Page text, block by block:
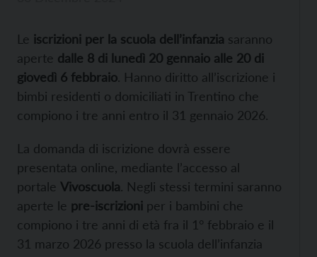
Le iscrizioni per la scuola dell’infanzia saranno
aperte dalle 8 di lunedì 20 gennaio alle 20 di
giovedì 6 febbraio. Hanno diritto all’iscrizione i
bimbi residenti o domiciliati in Trentino che
compiono i tre anni entro il 31 gennaio 2026.
La domanda di iscrizione dovrà essere
presentata online, mediante l’accesso al
portale Vivoscuola. Negli stessi termini saranno
aperte le pre-iscrizioni per i bambini che
compiono i tre anni di età fra il 1° febbraio e il
31 marzo 2026 presso la scuola dell’infanzia